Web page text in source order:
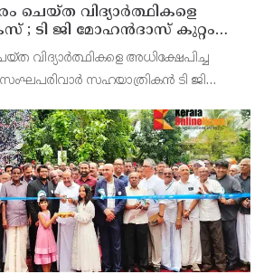
ചെയ്ത വിദ്യാർത്ഥികളെ
; ടി ജി മോഹൻദാസ് കുറ്റം
വിദ്യാർത്ഥികളെ അധിക്ഷേപിച്ച
സഹയാത്രികൻ ടി ജി
നൽകിയാൽ തെളിവുകൾ നശിപ്പിക്ക